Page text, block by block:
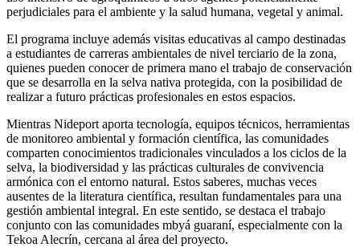
perjudiciales para el ambiente y la salud humana, vegetal y animal.
El programa incluye además visitas educativas al campo destinadas
a estudiantes de carreras ambientales de nivel terciario de la zona,
quienes pueden conocer de primera mano el trabajo de conservación
que se desarrolla en la selva nativa protegida, con la posibilidad de
realizar a futuro prácticas profesionales en estos espacios.
Mientras Nideport aporta tecnología, equipos técnicos, herramientas
de monitoreo ambiental y formación científica, las comunidades
comparten conocimientos tradicionales vinculados a los ciclos de la
selva, la biodiversidad y las prácticas culturales de convivencia
armónica con el entorno natural. Estos saberes, muchas veces
ausentes de la literatura científica, resultan fundamentales para una
gestión ambiental integral. En este sentido, se destaca el trabajo
conjunto con las comunidades mbyá guaraní, especialmente con la
Tekoa Alecrín, cercana al área del proyecto.